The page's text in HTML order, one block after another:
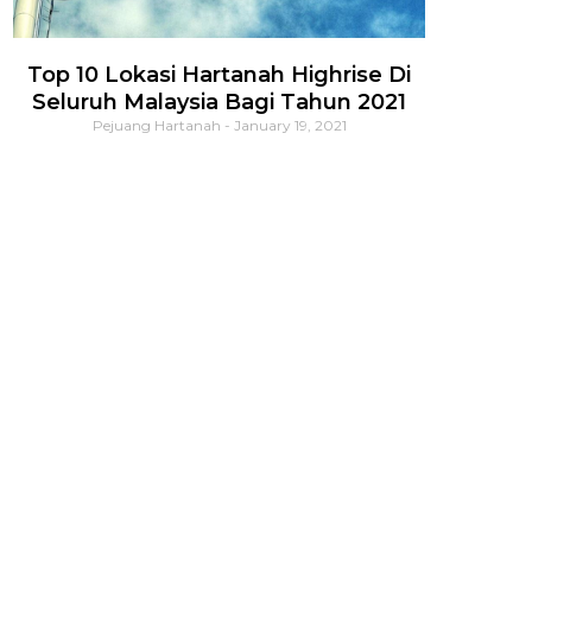
Top 10 Lokasi Hartanah Highrise Di
Seluruh Malaysia Bagi Tahun 2021
Pejuang Hartanah January 19, 2021